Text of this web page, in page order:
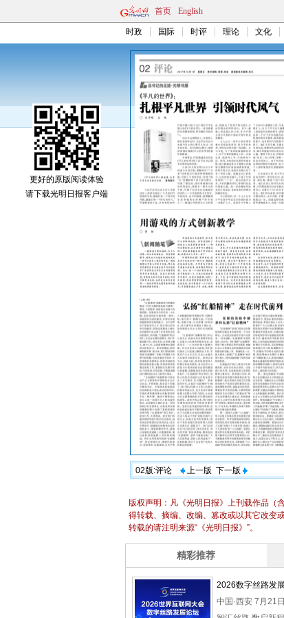
首页 English
时政 国际 时评 理论 文化
02版:评论 上一版 下一版
更好的原版阅读体验
请下载光明日报客户端